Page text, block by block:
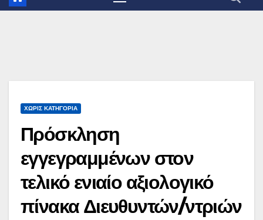
ΧΩΡΊΣ ΚΑΤΗΓΟΡΊΑ
Πρόσκληση
εγγεγραμμένων στον
τελικό ενιαίο αξιολογικό
πίνακα Διευθυντών/ντριών